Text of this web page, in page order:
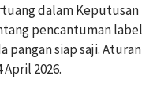
dalam Keputusan
pencantuman label
pangan siap saji. Aturan
2026.